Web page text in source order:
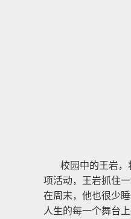
校园中的王岩，
项活动，王岩抓住
在周末，他也很少
人生的每一个舞台